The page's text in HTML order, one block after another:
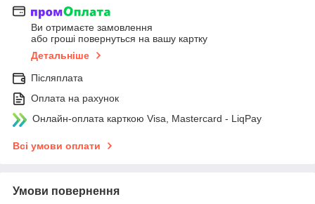
Ви отримаєте замовлення
або гроші повернуться на вашу картку
Детальніше
Післяплата
Оплата на рахунок
Онлайн-оплата карткою Visa, Mastercard - LiqPay
Всі умови оплати
Умови повернення